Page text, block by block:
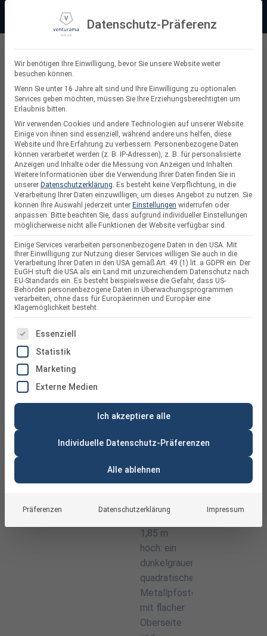
springen
+49 (0) 64 64 37 19 5 - 0
Suchen
nach:
Freiflächen Photovoltaik
Datenschutz-Präferenz
Wir benötigen Ihre Einwilligung, bevor Sie unsere Website weiter
besuchen können.
Wenn Sie unter 16 Jahre alt sind und Ihre Einwilligung zu optionalen
Services geben möchten, müssen Sie Ihre Erziehungsberechtigten um
Erlaubnis bitten.
Wir verwenden Cookies und andere Technologien auf unserer Website.
Einige von ihnen sind essenziell, während andere uns helfen, diese
Website und Ihre Erfahrung zu verbessern. Personenbezogene Daten
können verarbeitet werden (z. B. IP-Adressen), z. B. für personalisierte
Anzeigen und Inhalte oder die Messung von Anzeigen und Inhalten.
Weitere Informationen über die Verwendung Ihrer Daten finden Sie in
unserer Datenschutzerklärung. Es besteht keine Verpflichtung, in die
Verarbeitung Ihrer Daten einzuwilligen, um dieses Angebot zu nutzen. Sie
können Ihre Auswahl jederzeit unter Einstellungen widerrufen oder
anpassen. Bitte beachten Sie, dass aufgrund individueller Einstellungen
möglicherweise nicht alle Funktionen der Website verfügbar sind.
Einige Services verarbeiten personenbezogene Daten in den USA. Mit
Ihrer Einwilligung zur Nutzung dieser Services willigen Sie auch in die
Verarbeitung Ihrer Daten in den USA gemäß Art. 49 (1) lit. a GDPR ein. Der
EuGH stuft die USA als ein Land mit unzureichendem Datenschutz nach
EU-Standards ein. Es besteht beispielsweise die Gefahr, dass US-
Behörden personenbezogene Daten in Überwachungsprogrammen
verarbeiten, ohne dass für Europäerinnen und Europäer eine
Klagemöglichkeit besteht.
ES FOLGT EINE LISTE DER SERVICE-GRUPPEN, FÜR
Essenziell
Statistik
Marketing
Externe Medien
Ich akzeptiere alle
Individuelle Datenschutz-Präferenzen
Alle ablehnen
Präferenzen Datenschutzerklärung Impressum